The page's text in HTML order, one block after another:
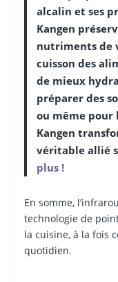
alcalin et ses
Kangen
nutriments de
cuisson des
de mieux
préparer des
ou même pour
Kangen
véritable allié
plus !
En somme,
technologie de
la cuisine, à la fois
quotidien.